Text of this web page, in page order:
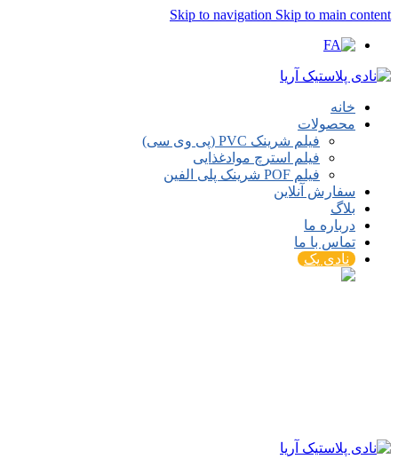
Skip to navigation Skip to main content
خانه
محصولات
فیلم شرینک PVC (پی وی سی)
فیلم استرچ موادغذایی
فیلم POF شرینک پلی الفین
سفارش آنلاین
بلاگ
درباره ما
تماس با ما
نادی پک